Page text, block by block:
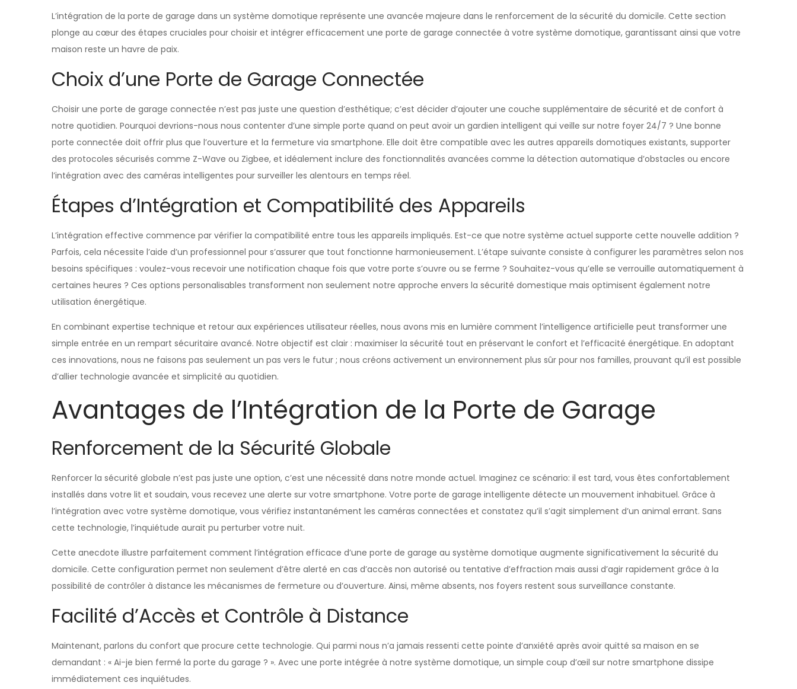
L’intégration de la porte de garage dans un système domotique représente une avancée majeure dans le renforcement de la sécurité du domicile. Cette section
plonge au cœur des étapes cruciales pour choisir et intégrer efficacement une porte de garage connectée à votre système domotique, garantissant ainsi que votre
maison reste un havre de paix.
Choix d’une Porte de Garage Connectée
Choisir une porte de garage connectée n’est pas juste une question d’esthétique; c’est décider d’ajouter une couche supplémentaire de sécurité et de confort à
notre quotidien. Pourquoi devrions-nous nous contenter d’une simple porte quand on peut avoir un gardien intelligent qui veille sur notre foyer 24/7 ? Une bonne
porte connectée doit offrir plus que l’ouverture et la fermeture via smartphone. Elle doit être compatible avec les autres appareils domotiques existants, supporter
des protocoles sécurisés comme Z-Wave ou Zigbee, et idéalement inclure des fonctionnalités avancées comme la détection automatique d’obstacles ou encore
l’intégration avec des caméras intelligentes pour surveiller les alentours en temps réel.
Étapes d’Intégration et Compatibilité des Appareils
L’intégration effective commence par vérifier la compatibilité entre tous les appareils impliqués. Est-ce que notre système actuel supporte cette nouvelle addition ?
Parfois, cela nécessite l’aide d’un professionnel pour s’assurer que tout fonctionne harmonieusement. L’étape suivante consiste à configurer les paramètres selon nos
besoins spécifiques : voulez-vous recevoir une notification chaque fois que votre porte s’ouvre ou se ferme ? Souhaitez-vous qu’elle se verrouille automatiquement à
certaines heures ? Ces options personalisables transforment non seulement notre approche envers la sécurité domestique mais optimisent également notre
utilisation énergétique.
En combinant expertise technique et retour aux expériences utilisateur réelles, nous avons mis en lumière comment l’intelligence artificielle peut transformer une
simple entrée en un rempart sécuritaire avancé. Notre objectif est clair : maximiser la sécurité tout en préservant le confort et l’efficacité énergétique. En adoptant
ces innovations, nous ne faisons pas seulement un pas vers le futur ; nous créons activement un environnement plus sûr pour nos familles, prouvant qu’il est possible
d’allier technologie avancée et simplicité au quotidien.
Avantages de l’Intégration de la Porte de Garage
Renforcement de la Sécurité Globale
Renforcer la sécurité globale n’est pas juste une option, c’est une nécessité dans notre monde actuel. Imaginez ce scénario: il est tard, vous êtes confortablement
installés dans votre lit et soudain, vous recevez une alerte sur votre smartphone. Votre porte de garage intelligente détecte un mouvement inhabituel. Grâce à
l’intégration avec votre système domotique, vous vérifiez instantanément les caméras connectées et constatez qu’il s’agit simplement d’un animal errant. Sans
cette technologie, l’inquiétude aurait pu perturber votre nuit.
Cette anecdote illustre parfaitement comment l’intégration efficace d’une porte de garage au système domotique augmente significativement la sécurité du
domicile. Cette configuration permet non seulement d’être alerté en cas d’accès non autorisé ou tentative d’effraction mais aussi d’agir rapidement grâce à la
possibilité de contrôler à distance les mécanismes de fermeture ou d’ouverture. Ainsi, même absents, nos foyers restent sous surveillance constante.
Facilité d’Accès et Contrôle à Distance
Maintenant, parlons du confort que procure cette technologie. Qui parmi nous n’a jamais ressenti cette pointe d’anxiété après avoir quitté sa maison en se
demandant : « Ai-je bien fermé la porte du garage ? ». Avec une porte intégrée à notre système domotique, un simple coup d’œil sur notre smartphone dissipe
immédiatement ces inquiétudes.